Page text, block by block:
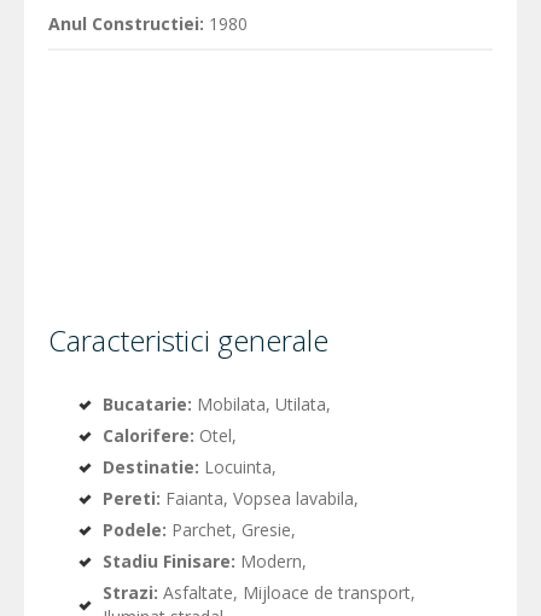
Anul Constructiei: 1980
Caracteristici generale
Bucatarie: Mobilata, Utilata,
Calorifere: Otel,
Destinatie: Locuinta,
Pereti: Faianta, Vopsea lavabila,
Podele: Parchet, Gresie,
Stadiu Finisare: Modern,
Strazi: Asfaltate, Mijloace de transport,